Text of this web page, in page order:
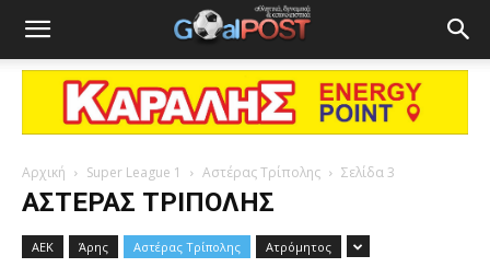
Αρχική Super League 1 Αστέρας Τρίπολης Σελίδα 3
ΑΣΤΈΡΑΣ ΤΡΊΠΟΛΗΣ
ΑΕΚ Άρης Αστέρας Τρίπολης Ατρόμητος